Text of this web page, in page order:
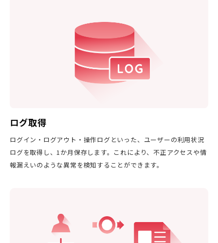
ログ取得
ログイン・ログアウト・操作ログといった、ユーザーの利用状況
ログを取得し、1か月保存します。これにより、不正アクセスや情
報漏えいのような異常を検知することができます。